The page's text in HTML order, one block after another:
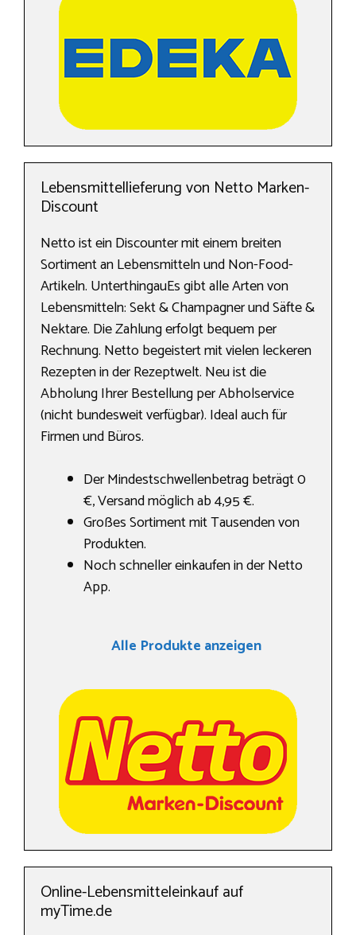
Lebensmittellieferung von Netto Marken-
Discount
Netto ist ein Discounter mit einem breiten
Sortiment an Lebensmitteln und Non-Food-
Artikeln. UnterthingauEs gibt alle Arten von
Lebensmitteln: Sekt & Champagner und Säfte &
Nektare. Die Zahlung erfolgt bequem per
Rechnung. Netto begeistert mit vielen leckeren
Rezepten in der Rezeptwelt. Neu ist die
Abholung Ihrer Bestellung per Abholservice
(nicht bundesweit verfügbar). Ideal auch für
Firmen und Büros.
Der Mindestschwellenbetrag beträgt 0
€, Versand möglich ab 4,95 €.
Großes Sortiment mit Tausenden von
Produkten.
Noch schneller einkaufen in der Netto
App.
Alle Produkte anzeigen
Online-Lebensmitteleinkauf auf
myTime.de